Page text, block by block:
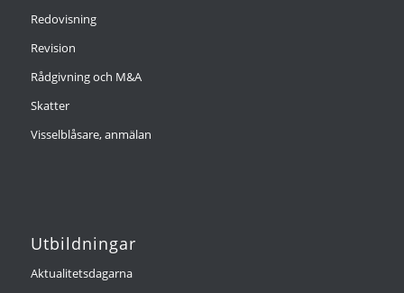
Redovisning
Revision
Rådgivning och M&A
Skatter
Visselblåsare, anmälan
Utbildningar
Aktualitetsdagarna